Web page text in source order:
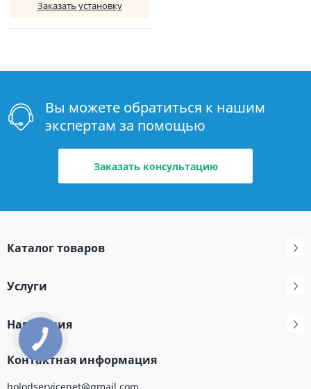
Заказать установку
Вы можете обратиться к нашим
экспертам за помощью
Заказать консультацию
Каталог товаров
Услуги
Навигация
Контактная информация